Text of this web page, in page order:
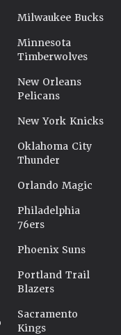
Milwaukee Bucks
Minnesota
Timberwolves
New Orleans
Pelicans
New York Knicks
Oklahoma City
Thunder
Orlando Magic
Philadelphia
76ers
Phoenix Suns
Portland Trail
Blazers
Sacramento
Kings